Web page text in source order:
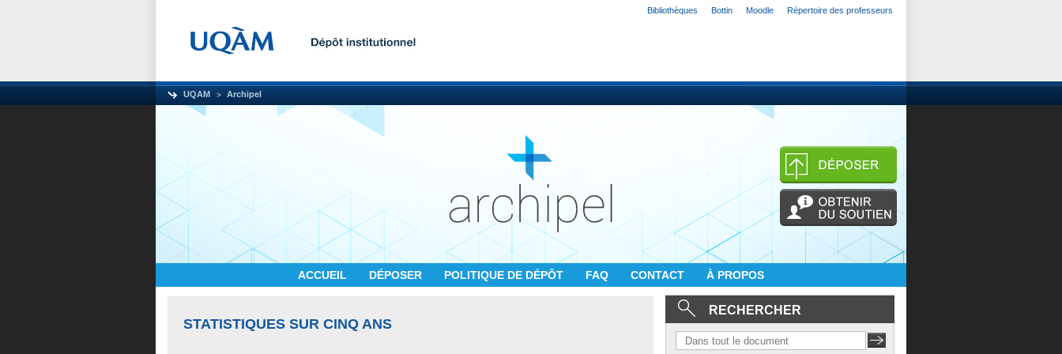
Bibliothèques Bottin Moodle Répertoire des professeurs
UQAM Archipel
ACCUEIL DÉPOSER POLITIQUE DE DÉPÔT FAQ CONTACT À PROPOS
STATISTIQUES SUR CINQ ANS
RECHERCHER